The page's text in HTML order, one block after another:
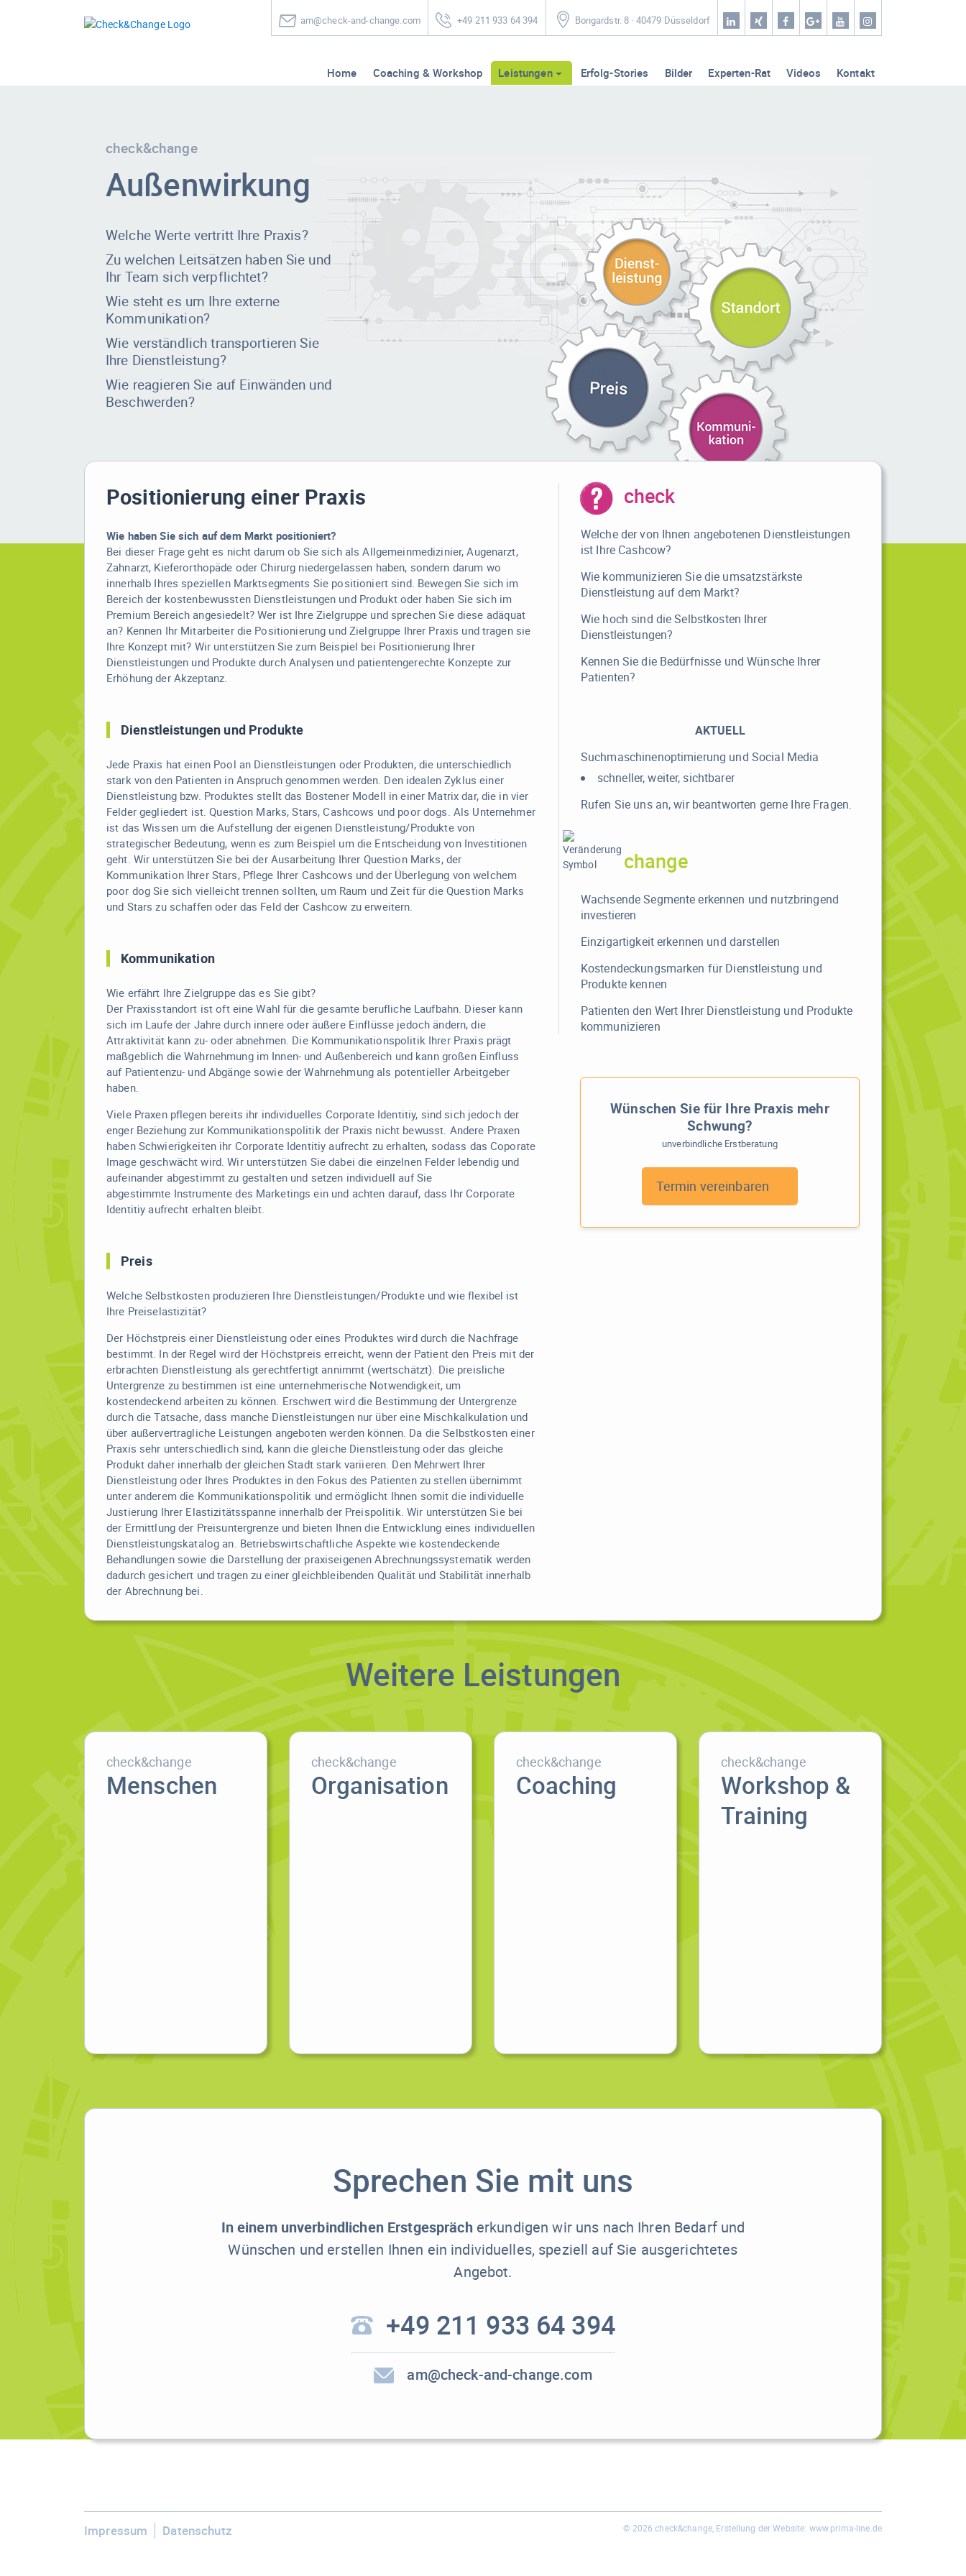
am@check-and-change.com +49 211 933 64 394 Bongardstr. 8 · 40479 Düsseldorf
Home Coaching & Workshop Leistungen Erfolg-Stories Bilder Experten-Rat Videos Kontakt
check&change
Außenwirkung
Welche Werte vertritt Ihre Praxis?
Zu welchen Leitsätzen haben Sie und
Ihr Team sich verpflichtet?
Wie steht es um Ihre externe
Kommunikation?
Wie verständlich transportieren Sie
Ihre Dienstleistung?
Wie reagieren Sie auf Einwänden und
Beschwerden?
Positionierung einer Praxis
Wie haben Sie sich auf dem Markt positioniert?
Bei dieser Frage geht es nicht darum ob Sie sich als Allgemeinmedizinier, Augenarzt,
Zahnarzt, Kieferorthopäde oder Chirurg niedergelassen haben, sondern darum wo
innerhalb Ihres speziellen Marktsegments Sie positioniert sind. Bewegen Sie sich im
Bereich der kostenbewussten Dienstleistungen und Produkt oder haben Sie sich im
Premium Bereich angesiedelt? Wer ist Ihre Zielgruppe und sprechen Sie diese adäquat
an? Kennen Ihr Mitarbeiter die Positionierung und Zielgruppe Ihrer Praxis und tragen sie
Ihre Konzept mit? Wir unterstützen Sie zum Beispiel bei Positionierung Ihrer
Dienstleistungen und Produkte durch Analysen und patientengerechte Konzepte zur
Erhöhung der Akzeptanz.
Dienstleistungen und Produkte
Jede Praxis hat einen Pool an Dienstleistungen oder Produkten, die unterschiedlich
stark von den Patienten in Anspruch genommen werden. Den idealen Zyklus einer
Dienstleistung bzw. Produktes stellt das Bostener Modell in einer Matrix dar, die in vier
Felder gegliedert ist. Question Marks, Stars, Cashcows und poor dogs. Als Unternehmer
ist das Wissen um die Aufstellung der eigenen Dienstleistung/Produkte von
strategischer Bedeutung, wenn es zum Beispiel um die Entscheidung von Investitionen
geht. Wir unterstützen Sie bei der Ausarbeitung Ihrer Question Marks, der
Kommunikation Ihrer Stars, Pflege Ihrer Cashcows und der Überlegung von welchem
poor dog Sie sich vielleicht trennen sollten, um Raum und Zeit für die Question Marks
und Stars zu schaffen oder das Feld der Cashcow zu erweitern.
Kommunikation
Wie erfährt Ihre Zielgruppe das es Sie gibt?
Der Praxisstandort ist oft eine Wahl für die gesamte berufliche Laufbahn. Dieser kann
sich im Laufe der Jahre durch innere oder äußere Einflüsse jedoch ändern, die
Attraktivität kann zu- oder abnehmen. Die Kommunikationspolitik Ihrer Praxis prägt
maßgeblich die Wahrnehmung im Innen- und Außenbereich und kann großen Einfluss
auf Patientenzu- und Abgänge sowie der Wahrnehmung als potentieller Arbeitgeber
haben.
Viele Praxen pflegen bereits ihr individuelles Corporate Identitiy, sind sich jedoch der
enger Beziehung zur Kommunikationspolitik der Praxis nicht bewusst. Andere Praxen
haben Schwierigkeiten ihr Corporate Identitiy aufrecht zu erhalten, sodass das Coporate
Image geschwächt wird. Wir unterstützen Sie dabei die einzelnen Felder lebendig und
aufeinander abgestimmt zu gestalten und setzen individuell auf Sie
abgestimmte Instrumente des Marketings ein und achten darauf, dass Ihr Corporate
Identitiy aufrecht erhalten bleibt.
Preis
Welche Selbstkosten produzieren Ihre Dienstleistungen/Produkte und wie flexibel ist
Ihre Preiselastizität?
Der Höchstpreis einer Dienstleistung oder eines Produktes wird durch die Nachfrage
bestimmt. In der Regel wird der Höchstpreis erreicht, wenn der Patient den Preis mit der
erbrachten Dienstleistung als gerechtfertigt annimmt (wertschätzt). Die preisliche
Untergrenze zu bestimmen ist eine unternehmerische Notwendigkeit, um
kostendeckend arbeiten zu können. Erschwert wird die Bestimmung der Untergrenze
durch die Tatsache, dass manche Dienstleistungen nur über eine Mischkalkulation und
über außervertragliche Leistungen angeboten werden können. Da die Selbstkosten einer
Praxis sehr unterschiedlich sind, kann die gleiche Dienstleistung oder das gleiche
Produkt daher innerhalb der gleichen Stadt stark variieren. Den Mehrwert Ihrer
Dienstleistung oder Ihres Produktes in den Fokus des Patienten zu stellen übernimmt
unter anderem die Kommunikationspolitik und ermöglicht Ihnen somit die individuelle
Justierung Ihrer Elastizitätsspanne innerhalb der Preispolitik. Wir unterstützen Sie bei
der Ermittlung der Preisuntergrenze und bieten Ihnen die Entwicklung eines individuellen
Dienstleistungskatalog an. Betriebswirtschaftliche Aspekte wie kostendeckende
Behandlungen sowie die Darstellung der praxiseigenen Abrechnungssystematik werden
dadurch gesichert und tragen zu einer gleichbleibenden Qualität und Stabilität innerhalb
der Abrechnung bei.
check
Welche der von Ihnen angebotenen Dienstleistungen
ist Ihre Cashcow?
Wie kommunizieren Sie die umsatzstärkste
Dienstleistung auf dem Markt?
Wie hoch sind die Selbstkosten Ihrer
Dienstleistungen?
Kennen Sie die Bedürfnisse und Wünsche Ihrer
Patienten?
AKTUELL
Suchmaschinenoptimierung und Social Media
schneller, weiter, sichtbarer
Rufen Sie uns an, wir beantworten gerne Ihre Fragen.
change
Wachsende Segmente erkennen und nutzbringend
investieren
Einzigartigkeit erkennen und darstellen
Kostendeckungsmarken für Dienstleistung und
Produkte kennen
Patienten den Wert Ihrer Dienstleistung und Produkte
kommunizieren
Wünschen Sie für Ihre Praxis mehr
Schwung?
unverbindliche Erstberatung
Termin vereinbaren
Weitere Leistungen
check&change
Menschen
check&change
Organisation
check&change
Coaching
check&change
Workshop &
Training
Sprechen Sie mit uns
In einem unverbindlichen Erstgesprächerkundigen wir uns nach Ihren Bedarf und
Wünschen und erstellen Ihnen ein individuelles, speziell auf Sie ausgerichtetes
Angebot.
+49 211 933 64 394
am@check-and-change.com
Impressum Datenschutz © 2026 check&change, Erstellung der Website: www.prima-line.de
Home